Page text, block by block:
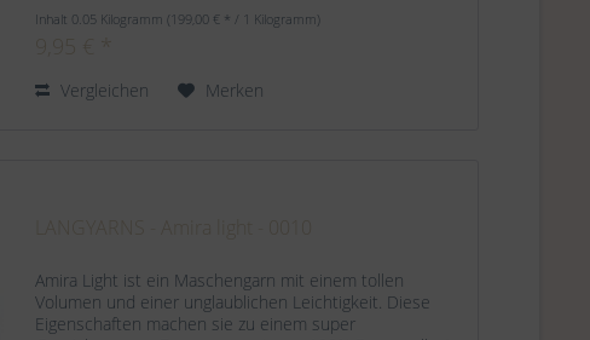
Inhalt 0.05 Kilogramm(199,00 € * / 1 Kilogramm)
Vergleichen Merken
Amira Light ist ein Maschengarn mit einem tollen
Volumen und einer unglaublichen Leichtigkeit. Diese
Eigenschaften machen sie zu einem super